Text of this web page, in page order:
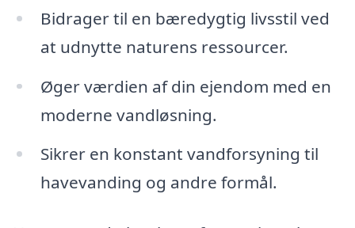
Bidrager til en bæredygtig livsstil ved
at udnytte naturens ressourcer.
Øger værdien af din ejendom med en
moderne vandløsning.
Sikrer en konstant vandforsyning til
havevanding og andre formål.